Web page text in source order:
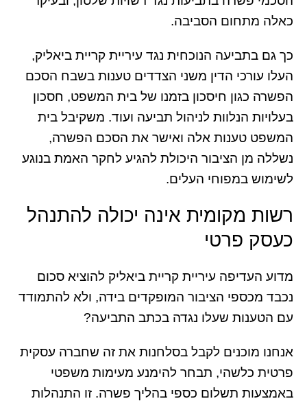
כאלה מתחום הסביבה.
כך גם בתביעה הנוכחית נגד עיריית קריית ביאליק,
העלו עורכי הדין משני הצדדים טענות בשבח הסכם
הפשרה כגון חיסכון בזמנו של בית המשפט, חסכון
בעלויות הנלוות לניהול תביעה ועוד. משקיבל בית
המשפט טענות אלה ואישר את הסכם הפשרה,
נשללה מן הציבור היכולת להגיע לחקר האמת בנוגע
לשימוש במפוחי העלים.
רשות מקומית אינה יכולה להתנהל
כעסק פרטי
מדוע העדיפה עיריית קריית ביאליק להוציא סכום
נכבד מכספי הציבור המופקדים בידה, ולא להתמודד
עם הטענות שעלו נגדה בכתב התביעה?
אנחנו מוכנים לקבל בסלחנות את זה שחברה עסקית
פרטית כלשהי, תבחר להימנע מעימות משפטי
באמצעות תשלום כספי בהליך פשרה. זו התנהלות